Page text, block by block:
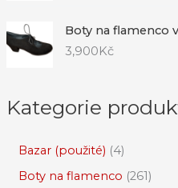
Boty na flamenco
3,900Kč
Kategorie
Bazar (použité) 4
Boty na flamenco 261